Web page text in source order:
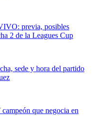
previa, posibles
2 de la Leagues Cup
sede y hora del partido
que negocia en